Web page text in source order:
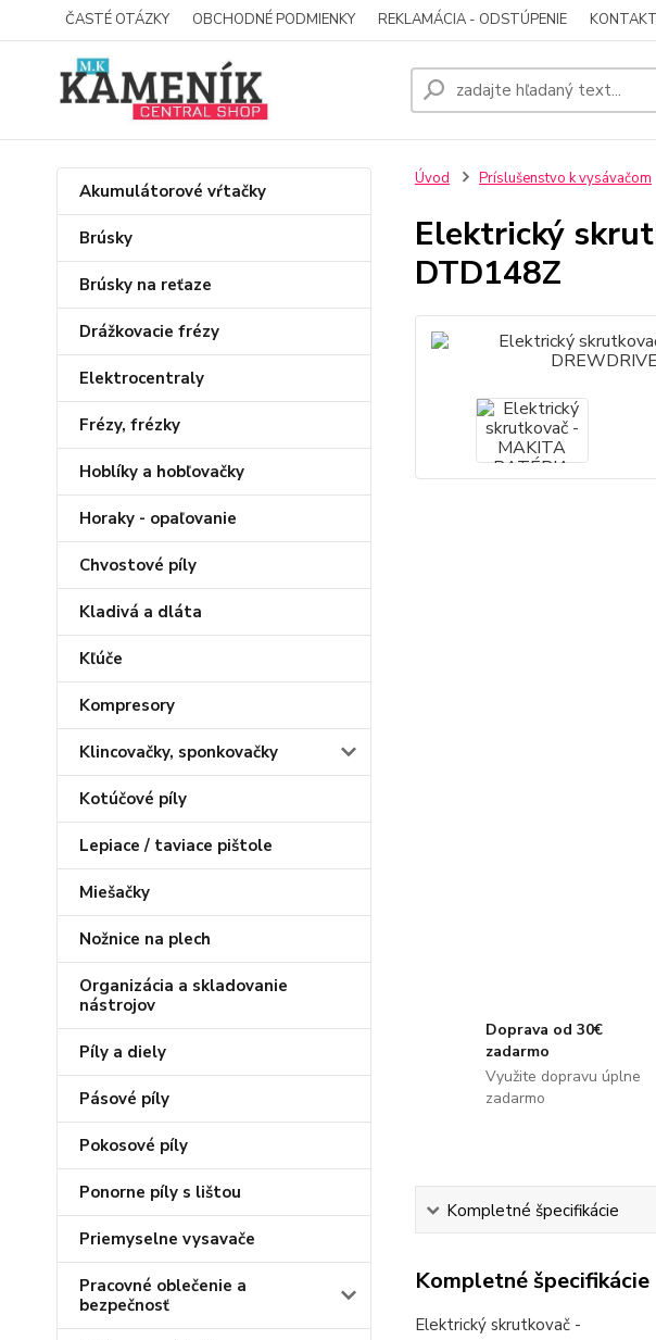
ČASTÉ OTÁZKY OBCHODNÉ PODMIENKY REKLAMÁCIA - ODSTÚPENIE
Akumulátorové vŕtačky
Brúsky
Brúsky na reťaze
Drážkovacie frézy
Elektrocentraly
Frézy, frézky
Hoblíky a hobľovačky
Horaky - opaľovanie
Chvostové píly
Kladivá a dláta
Kľúče
Kompresory
Klincovačky, sponkovačky
Kotúčové píly
Lepiace / taviace pištole
Miešačky
Nožnice na plech
Organizácia a skladovanie
nástrojov
Píly a diely
Pásové píly
Pokosové píly
Ponorne píly s lištou
Priemyselne vysavače
Pracovné oblečenie a
bezpečnosť
Úvod Príslušenstvo k vysávačom
Elektrický
DTD148Z
Doprava od 30€
zadarmo
Využite dopravu úplne
zadarmo
Kompletné špecifikácie
Kompletné špecifikácie
Elektrický skrutkovač -